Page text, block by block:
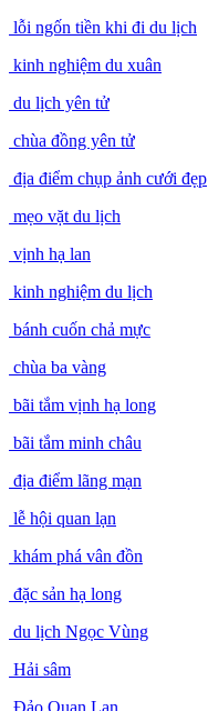
lỗi ngốn tiền khi đi du lịch
kinh nghiệm du xuân
du lịch yên tử
chùa đồng yên tử
địa điểm chụp ảnh cưới đẹp
mẹo vặt du lịch
vịnh hạ lan
kinh nghiệm du lịch
bánh cuốn chả mực
chùa ba vàng
bãi tắm vịnh hạ long
bãi tắm minh châu
địa điểm lãng mạn
lễ hội quan lạn
khám phá vân đồn
đặc sản hạ long
du lịch Ngọc Vùng
Hải sâm
Đảo Quan Lạn